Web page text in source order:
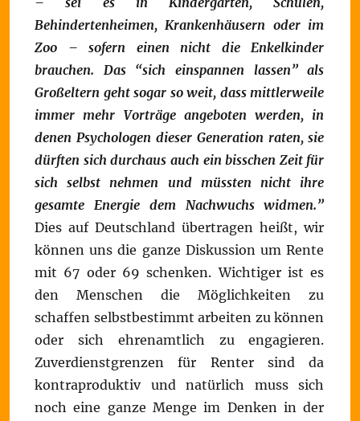
Behindertenheimen, Krankenhäusern oder im
Zoo – sofern einen nicht die Enkelkinder
brauchen. Das “sich einspannen lassen” als
Großeltern geht sogar so weit, dass mittlerweile
immer mehr Vorträge angeboten werden, in
denen Psychologen dieser Generation raten, sie
dürften sich durchaus auch ein bisschen Zeit für
sich selbst nehmen und müssten nicht ihre
gesamte Energie dem Nachwuchs widmen.”
Dies auf Deutschland übertragen heißt, wir
können uns die ganze Diskussion um Rente
mit 67 oder 69 schenken. Wichtiger ist es
den Menschen die Möglichkeiten zu
schaffen selbstbestimmt arbeiten zu können
oder sich ehrenamtlich zu engagieren.
Zuverdienstgrenzen für Renter sind da
kontraproduktiv und natürlich muss sich
noch eine ganze Menge im Denken in der